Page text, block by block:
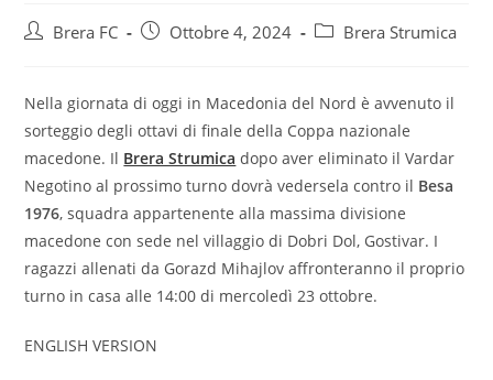
Brera FC Ottobre 4, 2024 Brera Strumica
Nella giornata di oggi in Macedonia del Nord è avvenuto il
sorteggio degli ottavi di finale della Coppa nazionale
macedone. Il Brera Strumica dopo aver eliminato il Vardar
Negotino al prossimo turno dovrà vedersela contro il Besa
1976, squadra appartenente alla massima divisione
macedone con sede nel villaggio di Dobri Dol, Gostivar. I
ragazzi allenati da Gorazd Mihajlov affronteranno il proprio
turno in casa alle 14:00 di mercoledì 23 ottobre.
ENGLISH VERSION